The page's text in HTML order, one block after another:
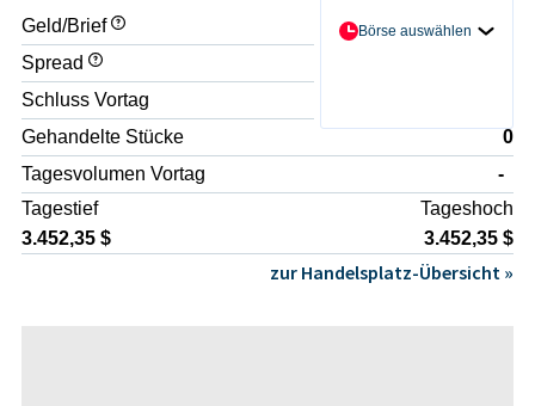
Börse auswählen
Geld/Brief
- / -
Spread
Schluss Vortag
Gehandelte Stücke
0
Tagesvolumen Vortag
-
Tagestief
3.452,35 $
Tageshoch
3.452,35 $
zur Handelsplatz-Übersicht »